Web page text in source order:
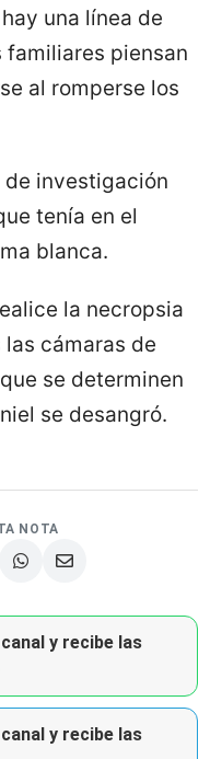
una línea de
piensan
al romperse los
investigación
tenía en el
blanca.
la necropsia
cámaras de
se determinen
se desangró.
NOTA
y recibe las
y recibe las